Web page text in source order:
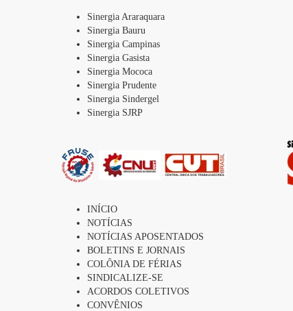
Sinergia Araraquara
Sinergia Bauru
Sinergia Campinas
Sinergia Gasista
Sinergia Mococa
Sinergia Prudente
Sinergia Sindergel
Sinergia SJRP
INÍCIO
NOTÍCIAS
NOTÍCIAS APOSENTADOS
BOLETINS E JORNAIS
COLÔNIA DE FÉRIAS
SINDICALIZE-SE
ACORDOS COLETIVOS
CONVÊNIOS